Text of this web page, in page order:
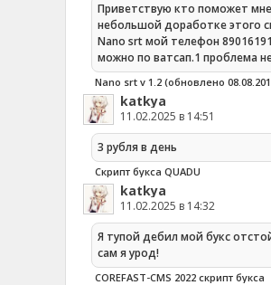
Приветствую кто поможет
небольшой доработке этого
Nano srt мой телефон
можно по ватсап.1 проблема
Nano srt v 1.2 (обновлено
katkya
11.02.2025 в 14:51
3 рубля в день
Скрипт букса QUADU
katkya
11.02.2025 в 14:32
Я тупой дебил мой букс
сам я урод!
COREFAST-CMS 2022 скрипт букса